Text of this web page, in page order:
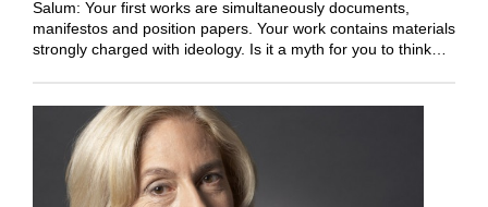
Salum: Your first works are simultaneously documents,
manifestos and position papers. Your work contains materials
strongly charged with ideology. Is it a myth for you to think…